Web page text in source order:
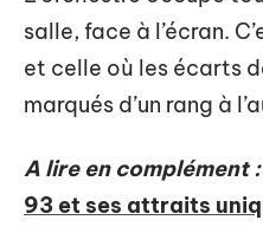
salle, face à l’écran.
et celle où les écarts
marqués d’un rang à
A lire en complément :
93 et ses attraits